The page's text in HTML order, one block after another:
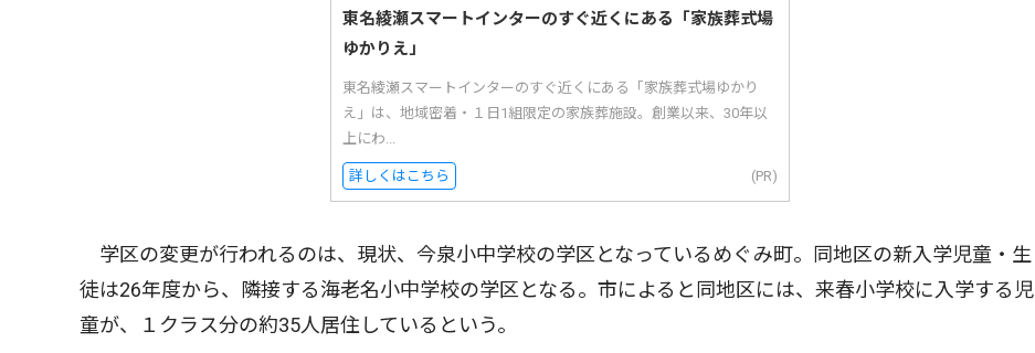
東名綾瀬スマートインターのすぐ近くにある「家族葬式場
ゆかりえ」
東名綾瀬スマートインターのすぐ近くにある「家族葬式場ゆかり
え」は、地域密着・１日1組限定の家族葬施設。創業以来、30年以
上にわ...
詳しくはこちら (PR)
学区の変更が行われるのは、現状、今泉小中学校の学区となっているめぐみ町。同地区の新入学児童・生
徒は26年度から、隣接する海老名小中学校の学区となる。市によると同地区には、来春小学校に入学する児
童が、１クラス分の約35人居住しているという。